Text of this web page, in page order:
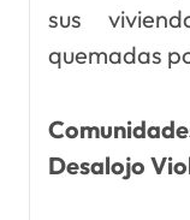
sus
quemadas
Desalojo